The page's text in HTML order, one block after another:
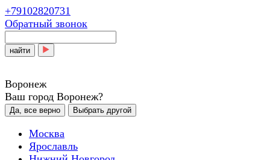
+79102820731
Обратный звонок
найти
Воронеж
Ваш город Воронеж?
Да, все верно Выбрать другой
Москва
Ярославль